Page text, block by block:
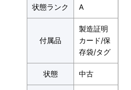
状態ランク A
付属品
製造証明
カード/保
存袋/タグ
状態 中古